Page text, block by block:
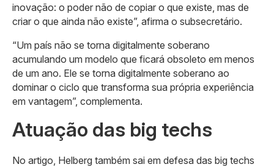
inovação: o poder não de copiar o que existe, mas de
criar o que ainda não existe”, afirma o subsecretário.
“Um país não se torna digitalmente soberano
acumulando um modelo que ficará obsoleto em menos
de um ano. Ele se torna digitalmente soberano ao
dominar o ciclo que transforma sua própria experiência
em vantagem”, complementa.
Atuação das big techs
No artigo, Helberg também sai em defesa das big techs